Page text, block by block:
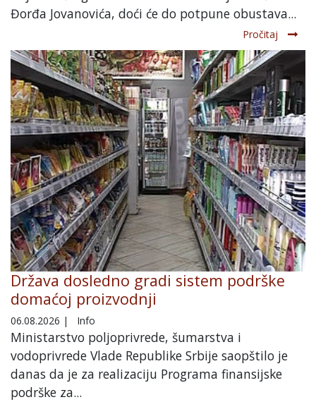
Đorđa Jovanovića, doći će do potpune obustava...
Pročitaj
Država dosledno gradi sistem podrške
domaćoj proizvodnji
06.08.2026 | Info
Ministarstvo poljoprivrede, šumarstva i
vodoprivrede Vlade Republike Srbije saopštilo je
danas da je za realizaciju Programa finansijske
podrške za...